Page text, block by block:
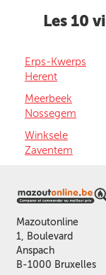
Les 10
Erps-Kwerps
Herent
Meerbeek
Nossegem
Winksele
Zaventem
Mazoutonline
1, Boulevard
Anspach
B-1000 Bruxelles